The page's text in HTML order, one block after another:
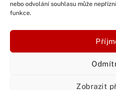
nebo odvolání souhlasu může
funkce.
Zobrazit
Stránky